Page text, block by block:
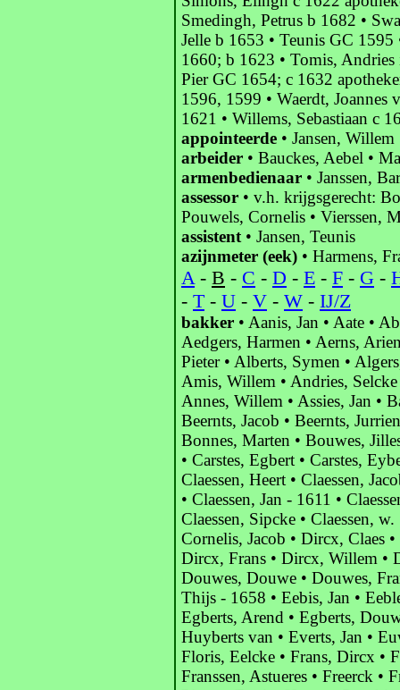
Smedingh, Petrus b 1682 •
Jelle b 1653 • Teunis GC
1660; b 1623 • Tomis,
Pier GC 1654; c 1632
1596, 1599 • Waerdt,
1621 • Willems, Sebastiaan c
appointeerde • Jansen,
arbeider • Bauckes, Aebel •
armenbedienaar • Janssen,
assessor • v.h. krijgsgerecht:
Pouwels, Cornelis • Vierssen,
assistent • Jansen, Teunis
azijnmeter (eek) • Harmens,
A - B - C - D - E - F - G -
- T - U - V - W - IJ/Z
bakker • Aanis, Jan • Aate •
Aedgers, Harmen • Aerns,
Pieter • Alberts, Symen •
Amis, Willem • Andries,
Annes, Willem • Assies, Jan •
Beernts, Jacob • Beernts,
Bonnes, Marten • Bouwes,
• Carstes, Egbert • Carstes,
Claessen, Heert • Claessen,
• Claessen, Jan - 1611 •
Claessen, Sipcke • Claessen,
Cornelis, Jacob • Dircx, Claes
Dircx, Frans • Dircx, Willem •
Douwes, Douwe • Douwes,
Thijs - 1658 • Eebis, Jan •
Egberts, Arend • Egberts,
Huyberts van • Everts, Jan •
Floris, Eelcke • Frans, Dircx •
Franssen, Astueres • Freerck •